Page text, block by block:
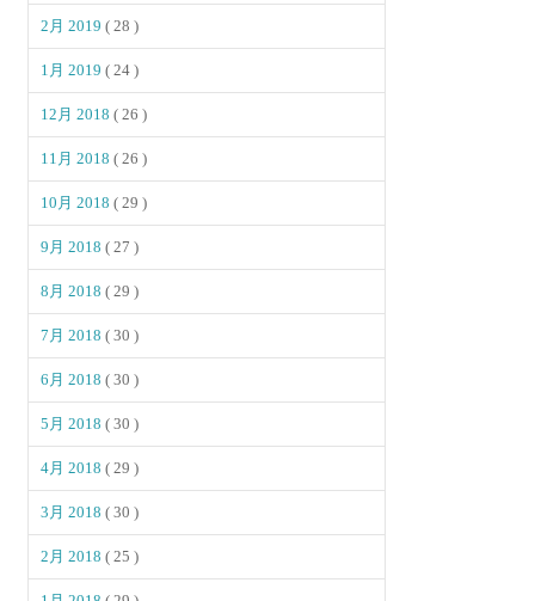
2月 2019( 28 )
1月 2019( 24 )
12月 2018( 26 )
11月 2018( 26 )
10月 2018( 29 )
9月 2018( 27 )
8月 2018( 29 )
7月 2018( 30 )
6月 2018( 30 )
5月 2018( 30 )
4月 2018( 29 )
3月 2018( 30 )
2月 2018( 25 )